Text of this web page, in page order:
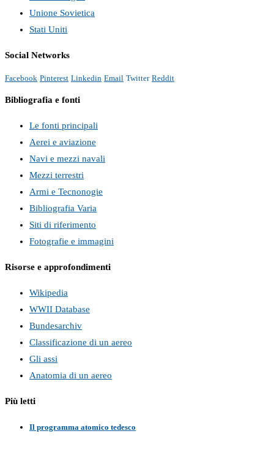
Unione Sovietica
Stati Uniti
Social Networks
Facebook Pinterest Linkedin Email Twitter Reddit
Bibliografia e fonti
Le fonti principali
Aerei e aviazione
Navi e mezzi navali
Mezzi terrestri
Armi e Tecnonogie
Bibliografia Varia
Siti di riferimento
Fotografie e immagini
Risorse e approfondimenti
Wikipedia
WWII Database
Bundesarchiv
Classificazione di un aereo
Gli assi
Anatomia di un aereo
Più letti
Il programma atomico tedesco